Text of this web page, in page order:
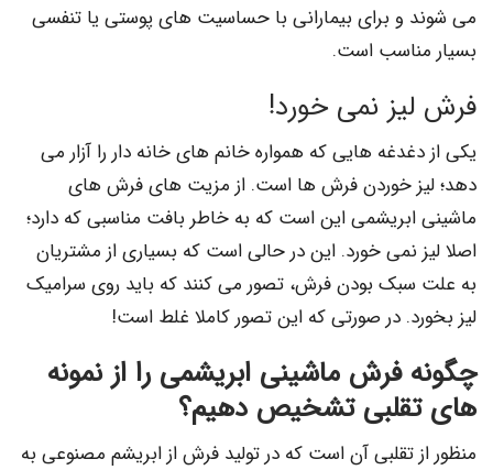
می شوند و برای بیمارانی با حساسیت های پوستی یا تنفسی
بسیار مناسب است.
فرش لیز نمی خورد!
یکی از دغدغه هایی که همواره خانم های خانه دار را آزار می
دهد؛ لیز خوردن فرش ها است. از مزیت های فرش های
ماشینی ابریشمی این است که به خاطر بافت مناسبی که دارد؛
اصلا لیز نمی خورد. این در حالی است که بسیاری از مشتریان
به علت سبک بودن فرش، تصور می کنند که باید روی سرامیک
لیز بخورد. در صورتی که این تصور کاملا غلط است!
چگونه فرش ماشینی ابریشمی را از نمونه
های تقلبی تشخیص دهیم؟
منظور از تقلبی آن است که در تولید فرش از ابریشم مصنوعی به